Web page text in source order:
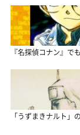
『名探偵コナン』で
「うずまきナルト」